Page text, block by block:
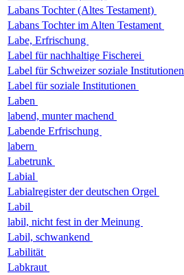
Labans Tochter (Altes Testament)
Labans Tochter im Alten Testament
Labe, Erfrischung
Label für nachhaltige Fischerei
Label für Schweizer soziale Institutionen
Label für soziale Institutionen
Laben
labend, munter machend
Labende Erfrischung
labern
Labetrunk
Labial
Labialregister der deutschen Orgel
Labil
labil, nicht fest in der Meinung
Labil, schwankend
Labilität
Labkraut